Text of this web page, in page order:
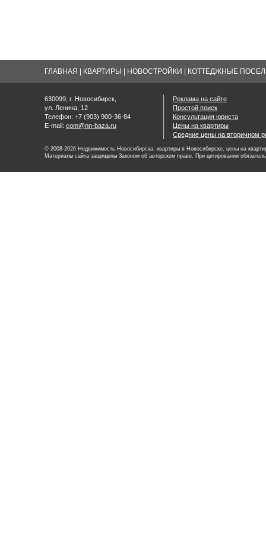
ГЛАВНАЯ КВАРТИРЫ НОВОСТРОЙКИ КОТТЕДЖНЫЕ
630099, г. Новосибирск,
ул. Ленина, 12
Телефон: +7 (903) 900-36-84
E-mail: com@nn-baza.ru
Реклама на сайте
Простой поиск
Консультация юриста
Цены на квартиры
Средние цены на вторичном
© 2008-2026 Недвижимость Новосибирска, квартиры в Новосибирске, цены на
Материалы сайта защищены Законом об авторском праве. При цитировании